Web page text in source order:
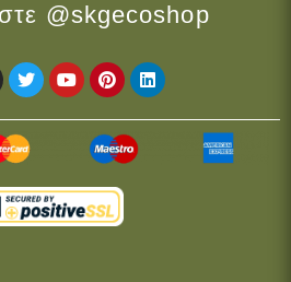
@skgecoshop